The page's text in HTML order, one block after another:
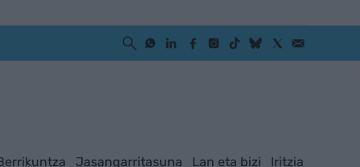
Jasangarritasuna Lan eta bizi Iritzia